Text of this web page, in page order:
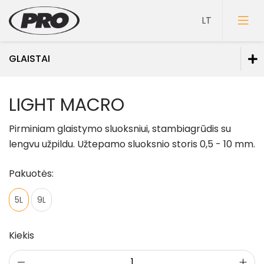
GLAISTAI
Gruntai
Glaistai
Glaistai medienai
Lakai
LIGHT MACRO
Pirminiam glaistymo sluoksniui, stambiagrūdis su
lengvu užpildu. Užtepamo sluoksnio storis 0,5 - 10 mm.
Pakuotės:
5L 9L
Kiekis